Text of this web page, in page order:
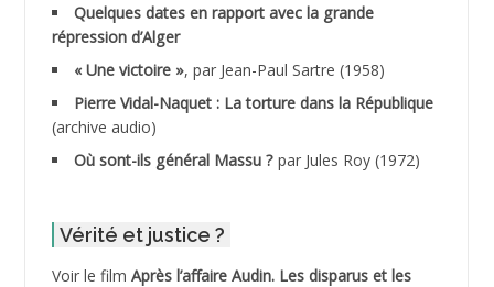
ADDALA Boualem*
ADDANE
ADDECHE Rachid
ADELIOUAT Vve AIT SAADA
Quelques dates en rapport avec la grande
répression d’Alger
« Une victoire », par Jean-Paul Sartre (1958)
Pierre Vidal-Naquet : La torture dans la République
(archive audio)
Où sont-ils général Massu ? par Jules Roy (1972)
Vérité et justice ?
Voir le film Après l’affaire Audin. Les disparus et les